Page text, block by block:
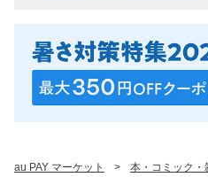
au PAY マーケット > 本・コミック・